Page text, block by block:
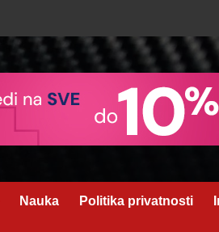
Nauka Politika privatnosti